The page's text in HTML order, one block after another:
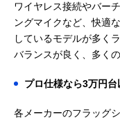
ワイヤレス接続やバー
ングマイクなど、快適
しているモデルが多く
バランスが良く、多く
プロ仕様なら3万円
各メーカーのフラッグ